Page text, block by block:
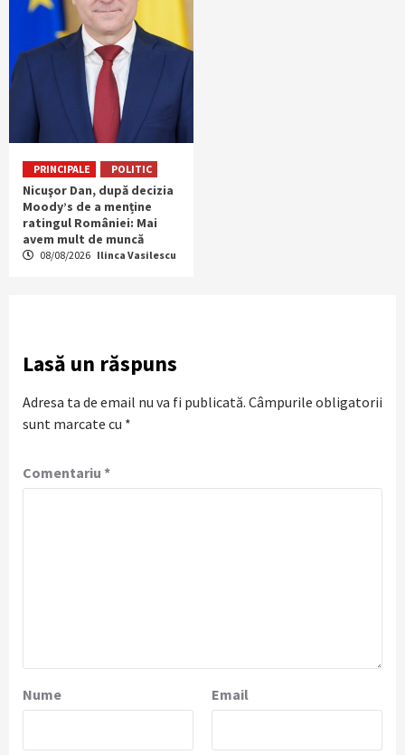
PRINCIPALE POLITIC
Nicuşor Dan, după decizia
Moody’s de a menține
ratingul României: Mai
avem mult de muncă
08/08/2026 Ilinca Vasilescu
Lasă un răspuns
Adresa ta de email nu va fi publicată. Câmpurile obligatorii
sunt marcate cu *
Comentariu *
Nume Email